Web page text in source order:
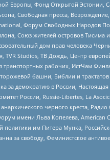
Европы, Фонд Открытой Эстонии,
Свободная пресса,
Форум Свободных Народов
Союз жителей островов
дом прав человека
Studios, ТВ Дождь, Центр
рабочих, ИстЧам
башни, Библии и
демократию в России,
России, Russie-Libertes, La
черного креста,
имени Льва Копелева,
им Питера Мунка,
свободу, Феминистское